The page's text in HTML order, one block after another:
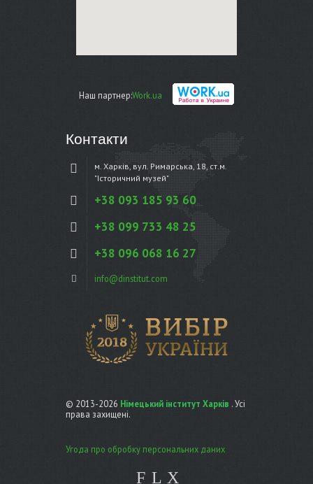
Наш партнер:Work.ua
Контакти
м. Харків, вул. Римарська, 18, ст.м.
"Історичний музей"
+38 093 185 93 60
+38 099 733 48 25
+38 096 068 16 27
info@dinstitut.com
© 2013-2026 Німецький інститут Харків . Усі
права захищені.
Угода про обробку персональних даних
F L X